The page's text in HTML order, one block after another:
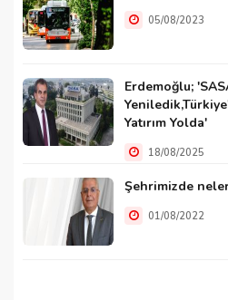
05/08/2023
Erdemoğlu;
Yatırım Yolda'
18/08/2025
Şehrimizde
01/08/2022